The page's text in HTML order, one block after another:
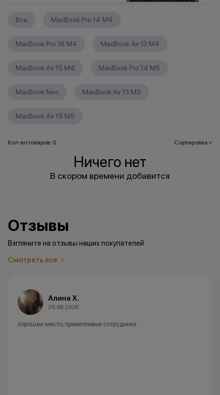
Все MacBook Pro 14 M4
MacBook Pro 16 M4 MacBook Air 13 M4
MacBook Air 15 M4 MacBook Pro 14 M5
MacBook Neo MacBook Air 13 M5
MacBook Air 15 M5
Кол-во товаров: 0 Сортировка>
Ничего нет
В скором времени добавится
Отзывы
Взгляните на отзывы наших покупателей
Смотреть все
Алина Х.
25.06.2026
хорошее место, приветливые сотрудники